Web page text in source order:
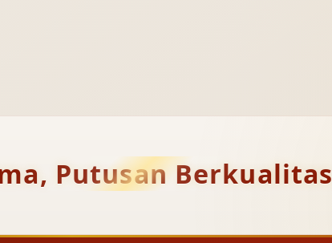
Putusan Berkualitas